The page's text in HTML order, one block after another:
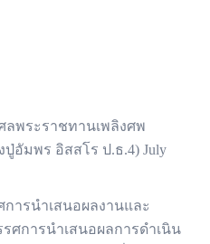
พระราชทานเพลิงศพ
อัมพร อิสสโร ป.ธ.4) July
ารนำเสนอผลงานและ
การนำเสนอผลการดำเนิน